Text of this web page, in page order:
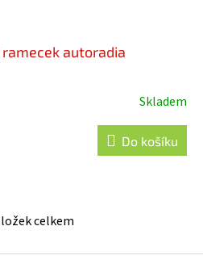
autoradia
Skladem
Do košíku
O
l
celkem